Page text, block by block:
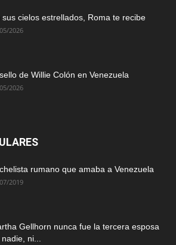
sus cielos estrellados, Roma te recibe
2026
de Willie Colón en Venezuela
2026
rumano que amaba a Venezuela
2019
Gellhorn nunca fue la tercera esposa
ni...